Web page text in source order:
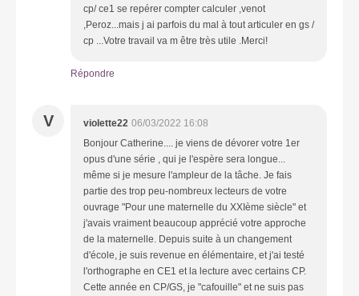
cp/ ce1 se repérer compter calculer ,venot
,Peroz...mais j ai parfois du mal à tout articuler en gs /
cp ...Votre travail va m être très utile .Merci!
Répondre
V violette22 06/03/2022 16:08
Bonjour Catherine.... je viens de dévorer votre 1er
opus d'une série , qui je l'espère sera longue...
même si je mesure l'ampleur de la tâche. Je fais
partie des trop peu-nombreux lecteurs de votre
ouvrage "Pour une maternelle du XXIème siècle" et
j'avais vraiment beaucoup apprécié votre approche
de la maternelle. Depuis suite à un changement
d'école, je suis revenue en élémentaire, et j'ai testé
l'orthographe en CE1 et la lecture avec certains CP.
Cette année en CP/GS, je "cafouille" et ne suis pas